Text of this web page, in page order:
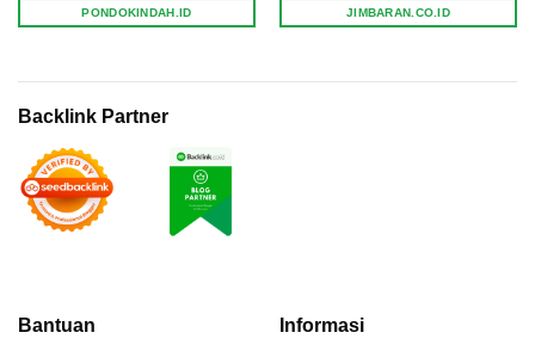
Bantuan Informasi
PONDOKINDAH.ID JIMBARAN.CO.ID
Backlink Partner